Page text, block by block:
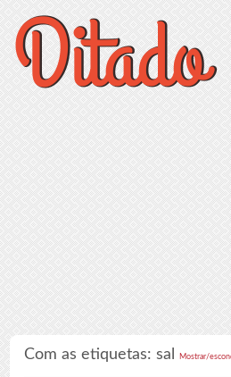
Com as etiquetas: salMostrar/